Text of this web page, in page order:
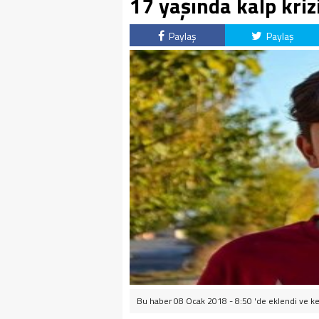
Paylaş Paylaş
Bu haber 08 Ocak 2018 - 8:50 'de eklendi ve